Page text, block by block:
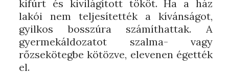
kifúrt és kivilágított tököt. Ha a ház
lakói nem teljesítették a kívánságot,
gyilkos bosszúra számíthattak. A
gyermekáldozatot szalma- vagy
rőzsekötegbe kötözve, elevenen égették
el.